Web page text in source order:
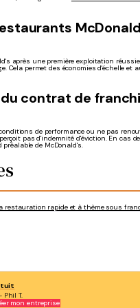
après une première exploitation
permet des économies d'échelle et
contrat de
de performance ou ne pas
pas d'indemnité d'éviction. En cas
de McDonald's.
restauration rapide et à thème sous
Phil T.
mon entreprise